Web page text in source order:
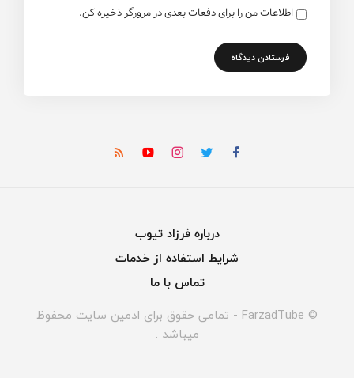
اطلاعات من را برای دفعات بعدی در مرورگر ذخیره کن.
درباره فرزاد تیوب
شرایط استفاده از خدمات
تماس با ما
© FarzadTube - تمامی حقوق برای ادمین سایت محفوظ
میباشد .